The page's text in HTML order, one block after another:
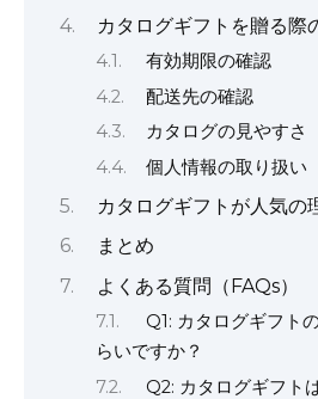
カタログギフトを贈る際
有効期限の確認
配送先の確認
カタログの見やすさ
個人情報の取り扱い
カタログギフトが人気の
まとめ
よくある質問（FAQs）
Q1: カタログギフト
らいですか？
Q2: カタログギフト